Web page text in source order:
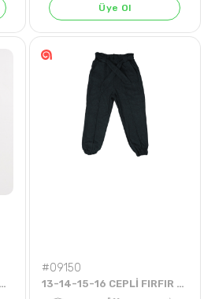
4ADET
Üye Ol
1-4 Yaş Kız Pick A Flower Badi
#09150
13-14-15-16 CEPLİ FIRFIR DETAYLI TEK PANTOLON